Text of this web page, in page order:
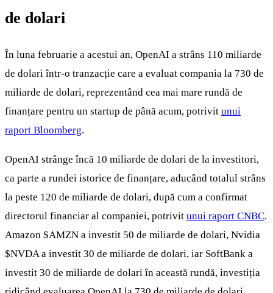
de dolari
În luna februarie a acestui an, OpenAI a strâns 110 miliarde
de dolari într-o tranzacție care a evaluat compania la 730 de
miliarde de dolari, reprezentând cea mai mare rundă de
finanțare pentru un startup de până acum, potrivit unui
raport Bloomberg.
OpenAI strânge încă 10 miliarde de dolari de la investitori,
ca parte a rundei istorice de finanțare, aducând totalul strâns
la peste 120 de miliarde de dolari, după cum a confirmat
directorul financiar al companiei, potrivit unui raport CNBC.
Amazon $AMZN a investit 50 de miliarde de dolari, Nvidia
$NVDAa investit 30 de miliarde de dolari, iar SoftBank a
investit 30 de miliarde de dolari în această rundă, investiția